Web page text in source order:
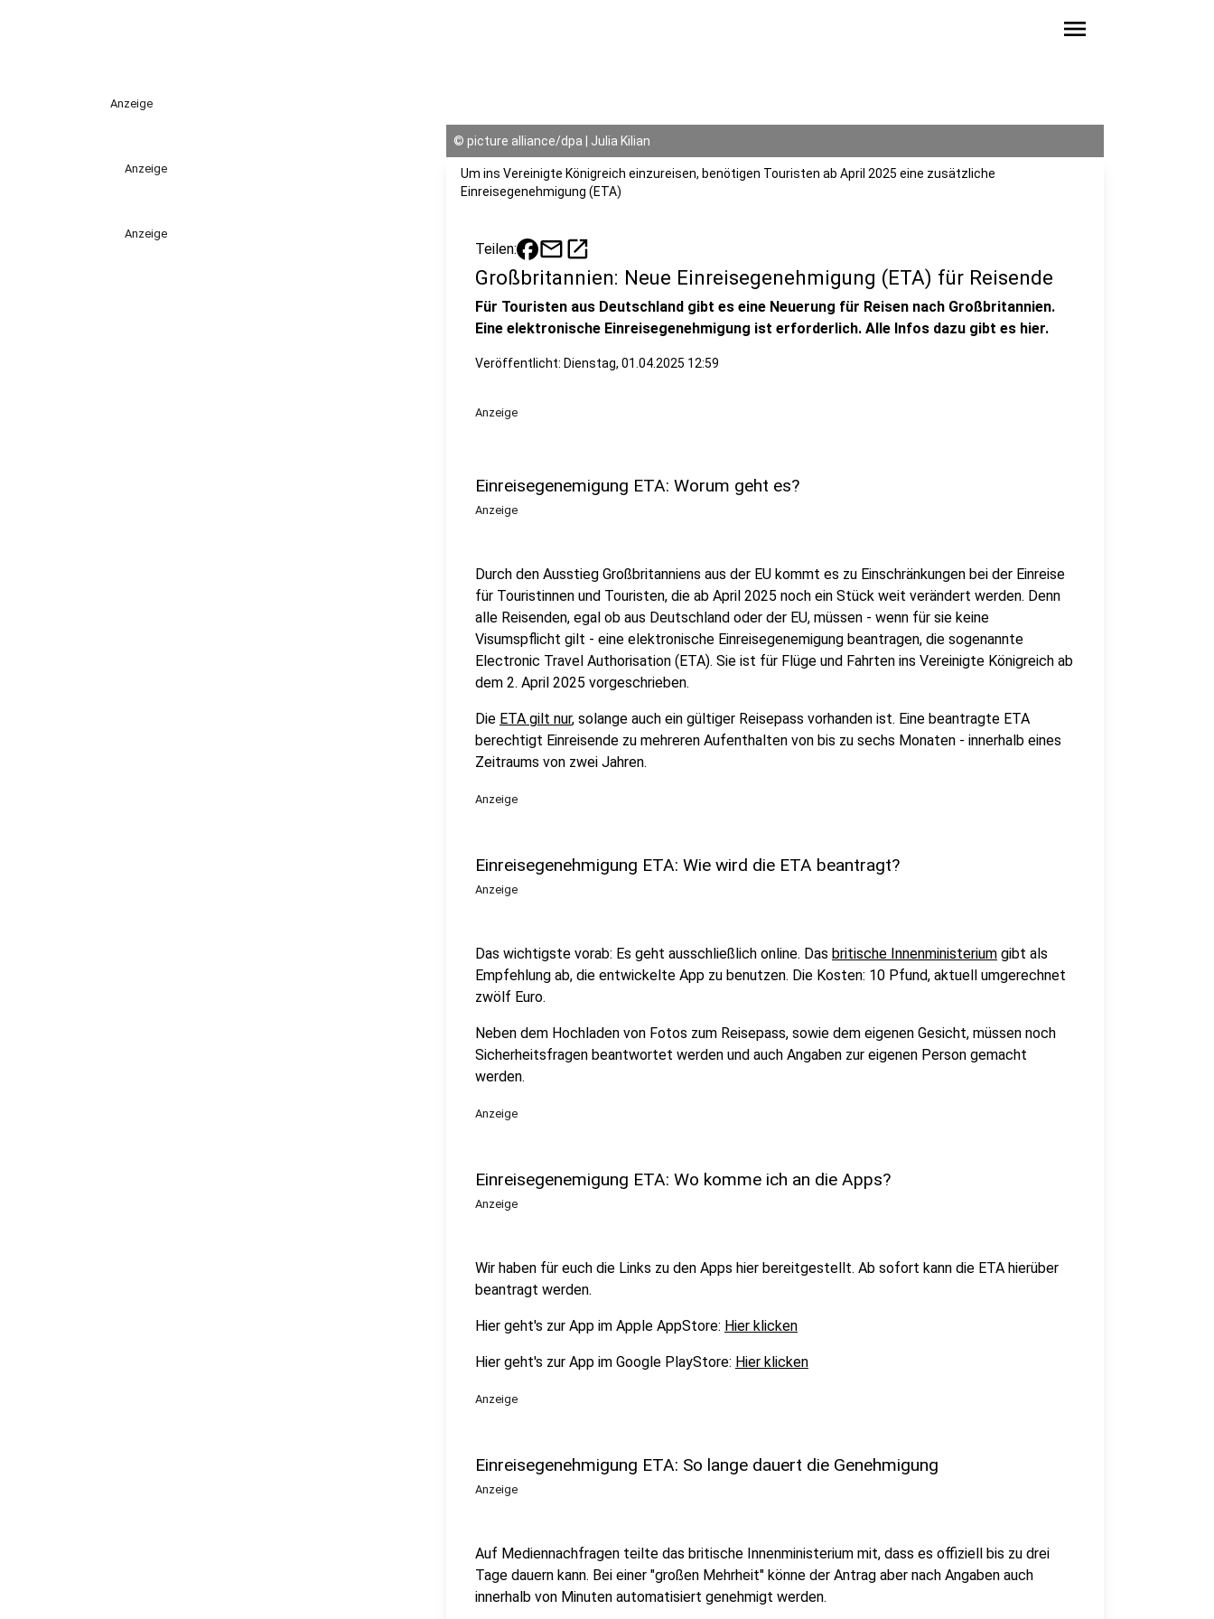
menu
Anzeige
Anzeige
Anzeige
© picture alliance/dpa | Julia Kilian
Um ins Vereinigte Königreich einzureisen, benötigen Touristen ab April 2025 eine zusätzliche
Einreisegenehmigung (ETA)
Teilen: mailopen_in_new
Großbritannien: Neue Einreisegenehmigung (ETA) für Reisende
Für Touristen aus Deutschland gibt es eine Neuerung für Reisen nach Großbritannien.
Eine elektronische Einreisegenehmigung ist erforderlich. Alle Infos dazu gibt es hier.
Veröffentlicht: Dienstag, 01.04.2025 12:59
Anzeige
Einreisegenemigung ETA: Worum geht es?
Anzeige
Durch den Ausstieg Großbritanniens aus der EU kommt es zu Einschränkungen bei der Einreise
für Touristinnen und Touristen, die ab April 2025 noch ein Stück weit verändert werden. Denn
alle Reisenden, egal ob aus Deutschland oder der EU, müssen - wenn für sie keine
Visumspflicht gilt - eine elektronische Einreisegenemigung beantragen, die sogenannte
Electronic Travel Authorisation (ETA). Sie ist für Flüge und Fahrten ins Vereinigte Königreich ab
dem 2. April 2025 vorgeschrieben.
Die ETA gilt nur, solange auch ein gültiger Reisepass vorhanden ist. Eine beantragte ETA
berechtigt Einreisende zu mehreren Aufenthalten von bis zu sechs Monaten - innerhalb eines
Zeitraums von zwei Jahren.
Anzeige
Einreisegenehmigung ETA: Wie wird die ETA beantragt?
Anzeige
Das wichtigste vorab: Es geht ausschließlich online. Das britische Innenministerium gibt als
Empfehlung ab, die entwickelte App zu benutzen. Die Kosten: 10 Pfund, aktuell umgerechnet
zwölf Euro.
Neben dem Hochladen von Fotos zum Reisepass, sowie dem eigenen Gesicht, müssen noch
Sicherheitsfragen beantwortet werden und auch Angaben zur eigenen Person gemacht
werden.
Anzeige
Einreisegenemigung ETA: Wo komme ich an die Apps?
Anzeige
Wir haben für euch die Links zu den Apps hier bereitgestellt. Ab sofort kann die ETA hierüber
beantragt werden.
Hier geht's zur App im Apple AppStore: Hier klicken
Hier geht's zur App im Google PlayStore: Hier klicken
Anzeige
Einreisegenehmigung ETA: So lange dauert die Genehmigung
Anzeige
Auf Mediennachfragen teilte das britische Innenministerium mit, dass es offiziell bis zu drei
Tage dauern kann. Bei einer "großen Mehrheit" könne der Antrag aber nach Angaben auch
innerhalb von Minuten automatisiert genehmigt werden.